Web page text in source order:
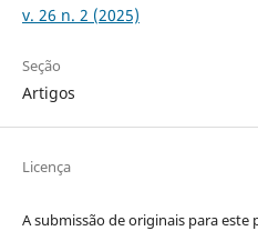
v. 26 n. 2 (2025)
Seção
Artigos
Licença
A submissão de originais para este